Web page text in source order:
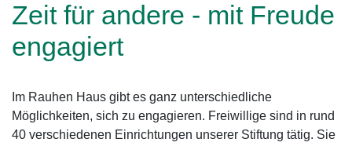
Zeit für andere - mit Freude
engagiert
Im Rauhen Haus gibt es ganz unterschiedliche
Möglichkeiten, sich zu engagieren. Freiwillige sind in rund
40 verschiedenen Einrichtungen unserer Stiftung tätig. Sie